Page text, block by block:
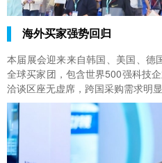
海外买家强势回归
本届展会迎来来自韩国、美国、德
全球买家团，包含世界500强科技
洽谈区座无虚席，跨国采购需求明显